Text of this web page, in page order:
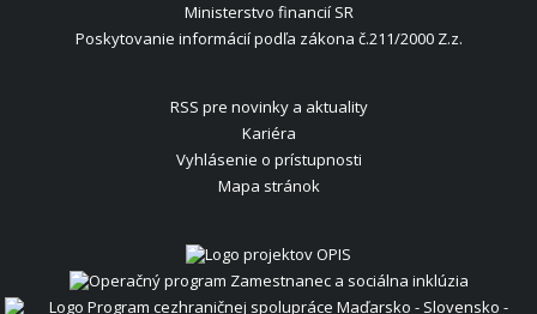
Ministerstvo financií SR
Poskytovanie informácií podľa zákona č.211/2000 Z.z.
RSS pre novinky a aktuality
Kariéra
Vyhlásenie o prístupnosti
Mapa stránok